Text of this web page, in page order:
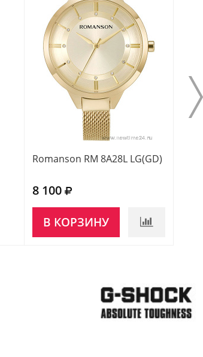
Romanson RM 8A28L LG(GD)
8 100
В КОРЗИНУ